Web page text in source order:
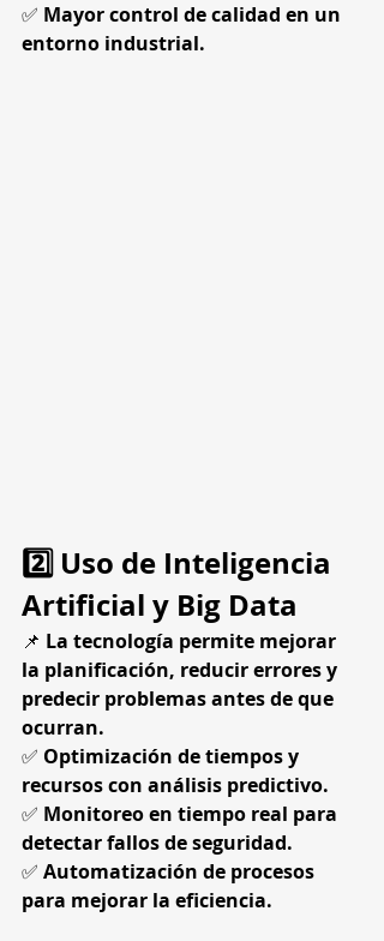
✅ Mayor control de calidad en un
entorno industrial.
2️⃣ Uso de Inteligencia
Artificial y Big Data
📌 La tecnología permite mejorar
la planificación, reducir errores y
predecir problemas antes de que
ocurran.
✅ Optimización de tiempos y
recursos con análisis predictivo.
✅ Monitoreo en tiempo real para
detectar fallos de seguridad.
✅ Automatización de procesos
para mejorar la eficiencia.